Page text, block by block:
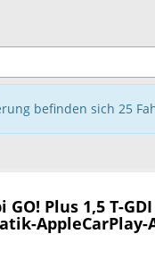
befinden sich 25
GO! Plus 1,5 T-
AppleCarPlay-